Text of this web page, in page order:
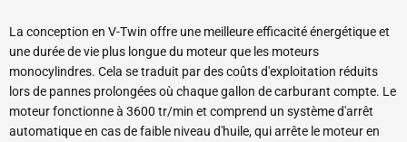
La conception en V-Twin offre une meilleure efficacité énergétique et
une durée de vie plus longue du moteur que les moteurs
monocylindres. Cela se traduit par des coûts d'exploitation réduits
lors de pannes prolongées où chaque gallon de carburant compte. Le
moteur fonctionne à 3600 tr/min et comprend un système d'arrêt
automatique en cas de faible niveau d'huile, qui arrête le moteur en